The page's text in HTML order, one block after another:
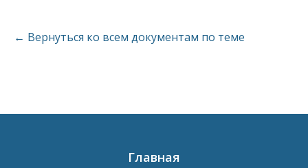
← Вернуться ко всем документам по теме
Главная